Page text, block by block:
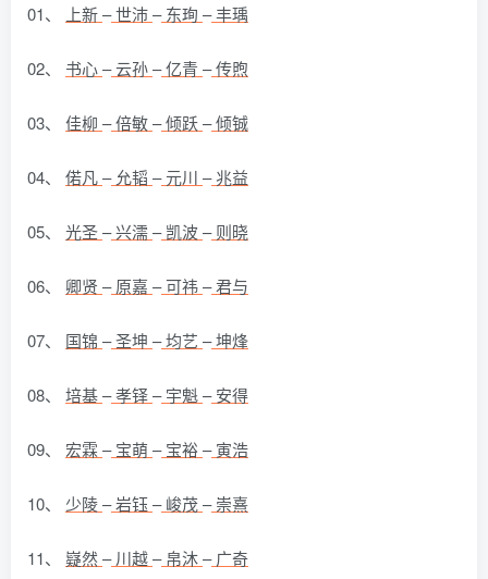
01、 上新–世沛–东珣 –丰瑀
02、 书心–云孙–亿青 –传煦
03、 佳柳 –倍敏–倾跃–倾铖
04、 偌凡–允韬 –元川 –兆益
05、 光圣–兴濡–凯波–则晓
06、 卿贤 –原嘉 –可祎–君与
07、 国锦 –圣坤 –均艺 –坤烽
08、 培基–孝铎–宇魁–安得
09、 宏霖 –宝萌 –宝裕 –寅浩
10、 少陵–岩钰–峻茂–崇熹
11、 嶷然–川越–帛沐–广奇